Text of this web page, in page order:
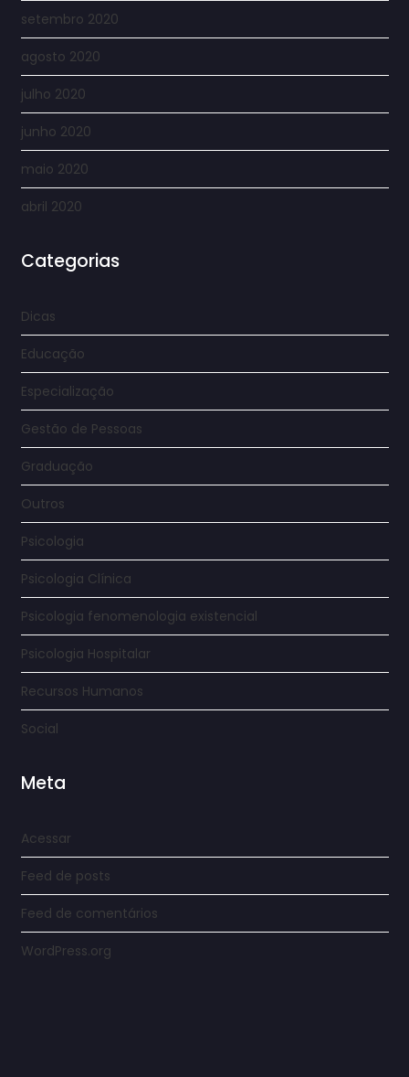
setembro 2020
agosto 2020
julho 2020
junho 2020
maio 2020
abril 2020
Categorias
Dicas
Educação
Especialização
Gestão de Pessoas
Graduação
Outros
Psicologia
Psicologia Clínica
Psicologia fenomenologia existencial
Psicologia Hospitalar
Recursos Humanos
Social
Meta
Acessar
Feed de posts
Feed de comentários
WordPress.org